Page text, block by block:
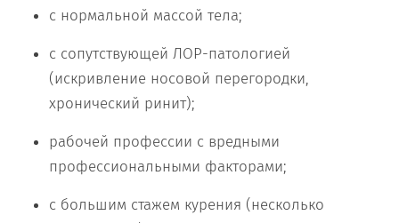
с нормальной массой тела;
с сопутствующей ЛОР-патологией
(искривление носовой перегородки,
хронический ринит);
рабочей профессии с вредными
профессиональными факторами;
с большим стажем курения (несколько